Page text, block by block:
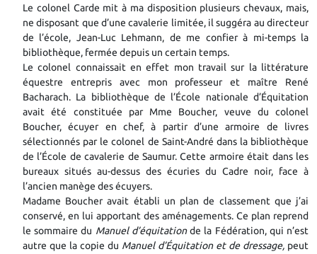
Le colonel Carde mit à ma disposition plusieurs chevaux, mais,
ne disposant que d’une cavalerie limitée, il suggéra au directeur
de l’école, Jean-Luc Lehmann, de me confier à mi-temps la
bibliothèque, fermée depuis un certain temps.
Le colonel connaissait en effet mon travail sur la littérature
équestre entrepris avec mon professeur et maître René
Bacharach. La bibliothèque de l’École nationale d’Équitation
avait été constituée par Mme Boucher, veuve du colonel
Boucher, écuyer en chef, à partir d’une armoire de livres
sélectionnés par le colonel de Saint-André dans la bibliothèque
de l’École de cavalerie de Saumur. Cette armoire était dans les
bureaux situés au-dessus des écuries du Cadre noir, face à
l’ancien manège des écuyers.
Madame Boucher avait établi un plan de classement que j’ai
conservé, en lui apportant des aménagements. Ce plan reprend
le sommaire du Manuel d’équitationde la Fédération, qui n’est
autre que la copie du Manuel d’Équitation et de dressage, peut